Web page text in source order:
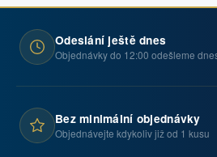
Odeslání ještě dnes
Objednávky do 12:00 odešleme
Bez minimální objednávky
Objednávejte kdykoliv již od 1 kusu